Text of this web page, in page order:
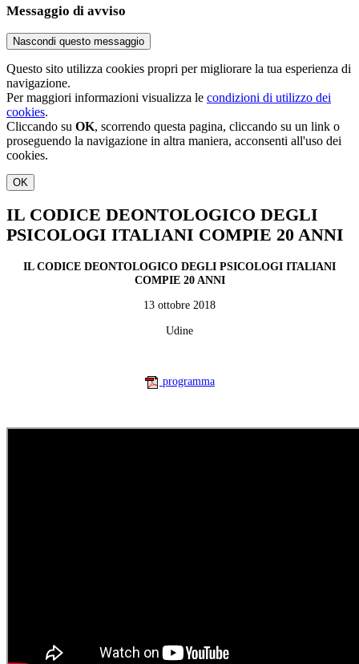
Messaggio di avviso
Nascondi questo messaggio
Questo sito utilizza cookies propri per migliorare la tua esperienza di
navigazione.
Per maggiori informazioni visualizza le condizioni di utilizzo dei
cookies.
Cliccando su OK, scorrendo questa pagina, cliccando su un link o
proseguendo la navigazione in altra maniera, acconsenti all'uso dei
cookies.
OK
IL CODICE DEONTOLOGICO DEGLI
PSICOLOGI ITALIANI COMPIE 20 ANNI
IL CODICE DEONTOLOGICO DEGLI PSICOLOGI ITALIANI
COMPIE 20 ANNI
13 ottobre 2018
Udine
programma